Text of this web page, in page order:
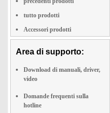
tutto prodotti
Accessori prodotti
Area di supporto:
Download di manuali, driver,
video
Domande frequenti sulla
hotline